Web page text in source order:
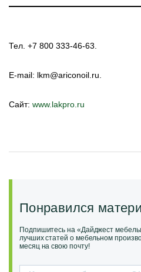
Тел. +7 800 333-46-63.
E-mail: lkm@ariconoil.ru.
Сайт: www.lakpro.ru
Понравился
Подпишитесь на «Дайджест
лучших статей о мебельном
месяц на свою почту!